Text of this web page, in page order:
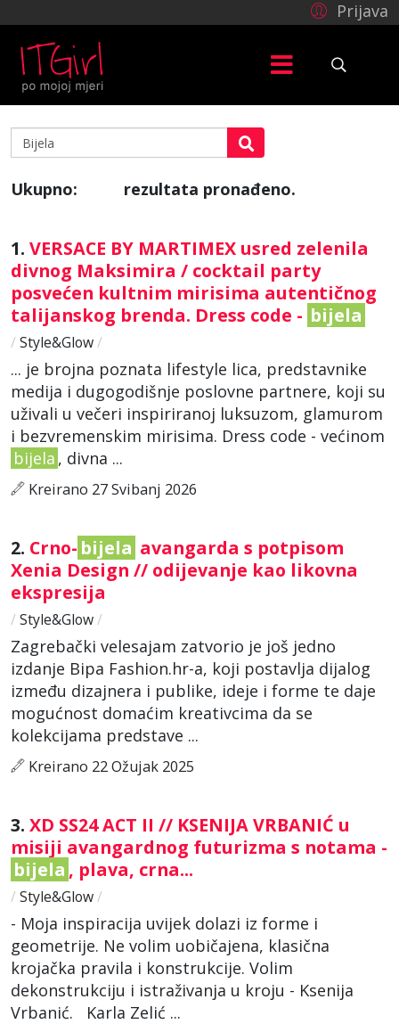
Prijava
Ukupno: rezultata pronađeno.
1. VERSACE BY MARTIMEX usred zelenila
divnog Maksimira / cocktail party
posvećen kultnim mirisima autentičnog
talijanskog brenda. Dress code - bijela
/ Style&Glow/
... je brojna poznata lifestyle lica, predstavnike
medija i dugogodišnje poslovne partnere, koji su
uživali u večeri inspiriranoj luksuzom, glamurom
i bezvremenskim mirisima. Dress code - većinom
bijela , divna ...
Kreirano 27 Svibanj 2026
2. Crno- bijela avangarda s potpisom
Xenia Design // odijevanje kao likovna
ekspresija
/ Style&Glow/
Zagrebački velesajam zatvorio je još jedno
izdanje Bipa Fashion.hr-a, koji postavlja dijalog
između dizajnera i publike, ideje i forme te daje
mogućnost domaćim kreativcima da se
kolekcijama predstave ...
Kreirano 22 Ožujak 2025
3. XD SS24 ACT II // KSENIJA VRBANIĆ u
misiji avangardnog futurizma s notama -
bijela , plava, crna...
/ Style&Glow/
- Moja inspiracija uvijek dolazi iz forme i
geometrije. Ne volim uobičajena, klasična
krojačka pravila i konstrukcije. Volim
dekonstrukciju i istraživanja u kroju - Ksenija
Vrbanić. Karla Zelić ...